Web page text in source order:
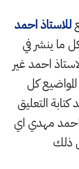
للاستاذ احمد
ما ينشر في
احمد غير
كل
التعليق
مهدي اي
ذلك